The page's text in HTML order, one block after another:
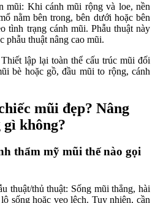
mũi: Khi cánh mũi rộng và loe, nền
nằm bên trong, bên dưới hoặc bên
tình trạng cánh mũi. Phẫu thuật này
phẫu thuật nâng cao mũi.
lập lại toàn thể cấu trúc mũi đối
bè hoặc gồ, đầu mũi to rộng, cánh
mũi đẹp? Nâng
không?
thẩm mỹ mũi thế nào gọi
thuật/thủ thuật: Sống mũi thẳng, hài
sống hoặc vẹo lệch. Tuy nhiên, cần